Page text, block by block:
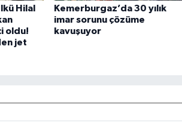
Hilal
oldu!
jet
Kemerburgaz’da 30 yılık
imar sorunu çözüme
kavuşuyor